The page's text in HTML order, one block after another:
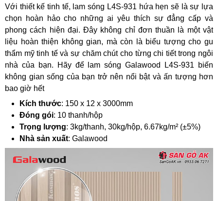
Với thiết kế tinh tế, lam sóng L4S-931 hứa hẹn sẽ là sự lựa
chọn hoàn hảo cho những ai yêu thích sự đẳng cấp và
phong cách hiện đại. Đây không chỉ đơn thuần là một vật
liệu hoàn thiện không gian, mà còn là biểu tượng cho gu
thẩm mỹ tinh tế và sự chăm chút cho từng chi tiết trong ngôi
nhà của bạn. Hãy để lam sóng Galawood L4S-931 biến
không gian sống của bạn trở nên nổi bật và ấn tượng hơn
bao giờ hết
Kích thước: 150 x 12 x 3000mm
Đóng gói: 10 thanh/hộp
Trọng lượng: 3kg/thanh, 30kg/hộp, 6.67kg/m² (±5%)
Nhà sản xuất: Galawood